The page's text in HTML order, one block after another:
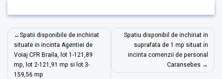
Navigare
în
articole
Spatii disponibile de inchiriat
situate in incinta Agentiei de
Voiaj CFR Braila, lot 1-121,89
mp, lot 2-121,91 mp si lot 3-
159,56 mp
Spatiu disponibil de inchiriat in
suprafata de 1 mp situat in
incinta comenzii de personal
Caransebes